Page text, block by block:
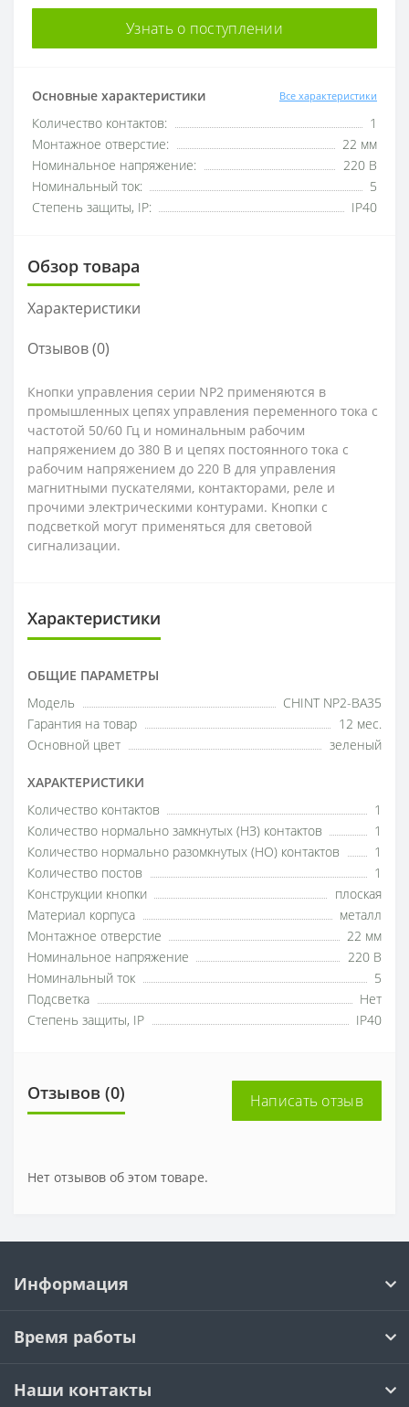
Узнать о поступлении
Основные характеристики Все характеристики
Количество контактов:
1
Монтажное отверстие:
22 мм
Номинальное напряжение:
220 В
Номинальный ток:
5
Степень защиты, IP:
IP40
Обзор товара
Характеристики
Отзывов (0)
Кнопки управления серии NP2 применяются в
промышленных цепях управления переменного тока с
частотой 50/60 Гц и номинальным рабочим
напряжением до 380 В и цепях постоянного тока с
рабочим напряжением до 220 В для управления
магнитными пускателями, контакторами, реле и
прочими электрическими контурами. Кнопки с
подсветкой могут применяться для световой
сигнализации.
Характеристики
ОБЩИЕ ПАРАМЕТРЫ
Модель
CHINT NP2-BA35
Гарантия на товар
12 мес.
Основной цвет
зеленый
ХАРАКТЕРИСТИКИ
Количество контактов
1
Количество нормально замкнутых (НЗ) контактов
1
Количество нормально разомкнутых (НО) контактов
1
Количество постов
1
Конструкции кнопки
плоская
Материал корпуса
металл
Монтажное отверстие
22 мм
Номинальное напряжение
220 В
Номинальный ток
5
Подсветка
Нет
Степень защиты, IP
IP40
Отзывов (0) Написать отзыв
Нет отзывов об этом товаре.
Информация
Время работы
Наши контакты